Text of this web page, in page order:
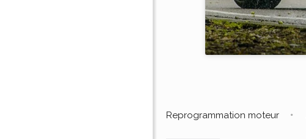
Reprogrammation moteur